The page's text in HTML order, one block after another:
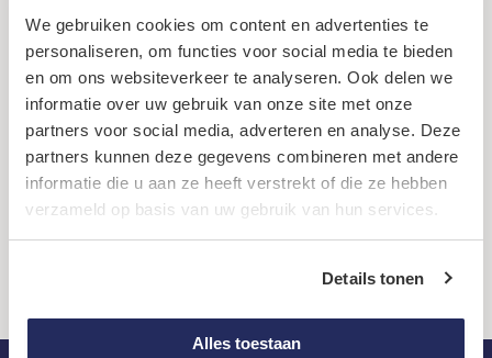
We gebruiken cookies om content en advertenties te
personaliseren, om functies voor social media te bieden
en om ons websiteverkeer te analyseren. Ook delen we
informatie over uw gebruik van onze site met onze
partners voor social media, adverteren en analyse. Deze
partners kunnen deze gegevens combineren met andere
informatie die u aan ze heeft verstrekt of die ze hebben
verzameld op basis van uw gebruik van hun services.
Details tonen
Alles toestaan
Heb je vragen over je actie?
Of wil je dat we met je
meedenken? Nicole helpt je graag
op weg! Neem contact met haar
op via:
kominactie@hetvergetenkind.nl
085 065 3450